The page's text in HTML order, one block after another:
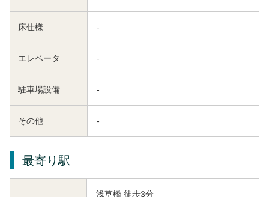
床仕様 -
エレベータ -
駐車場設備 -
その他 -
最寄り駅
浅草橋 徒歩3分